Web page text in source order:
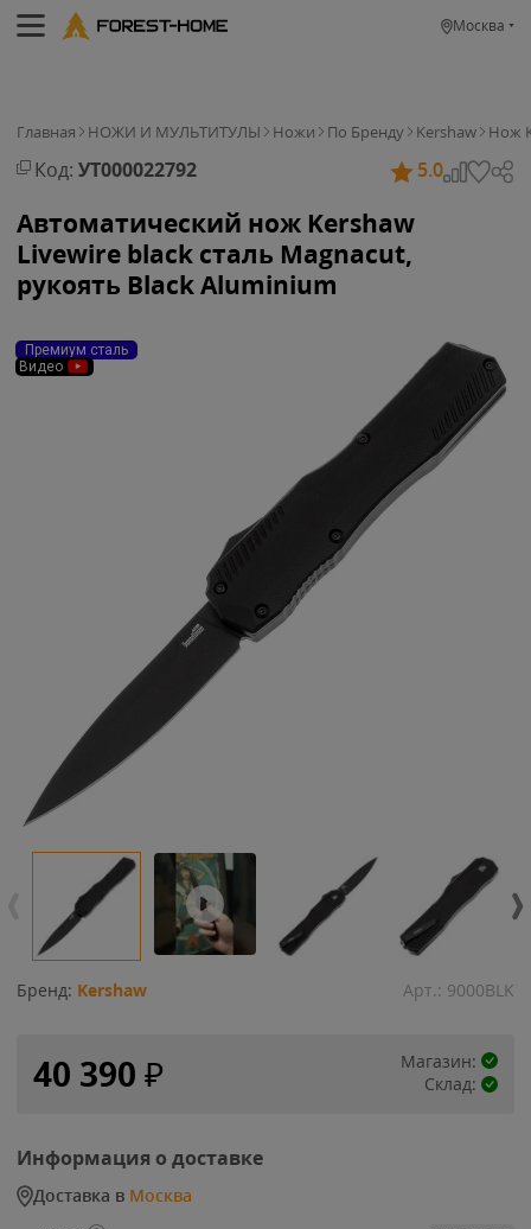
Москва
Главная НОЖИ И МУЛЬТИТУЛЫ Ножи По Бренду Kershaw Нож
Код: УТ000022792 5.0
Автоматический нож Kershaw
Livewire black сталь Magnacut,
рукоять Black Aluminium
Премиум сталь
Видео
Бренд: Kershaw Арт.: 9000BLK
40 390 ₽
Магазин:
Склад:
Информация о доставке
Доставка в Москва